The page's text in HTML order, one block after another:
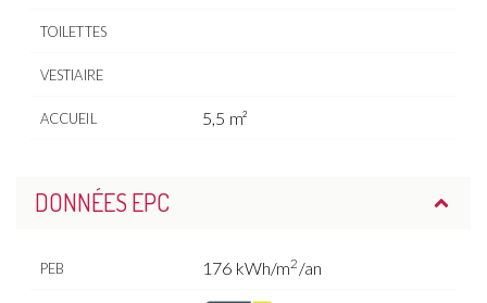
TOILETTES
VESTIAIRE
ACCUEIL 5,5 m²
DONNÉES EPC
PEB 176 kWh/m2 /an